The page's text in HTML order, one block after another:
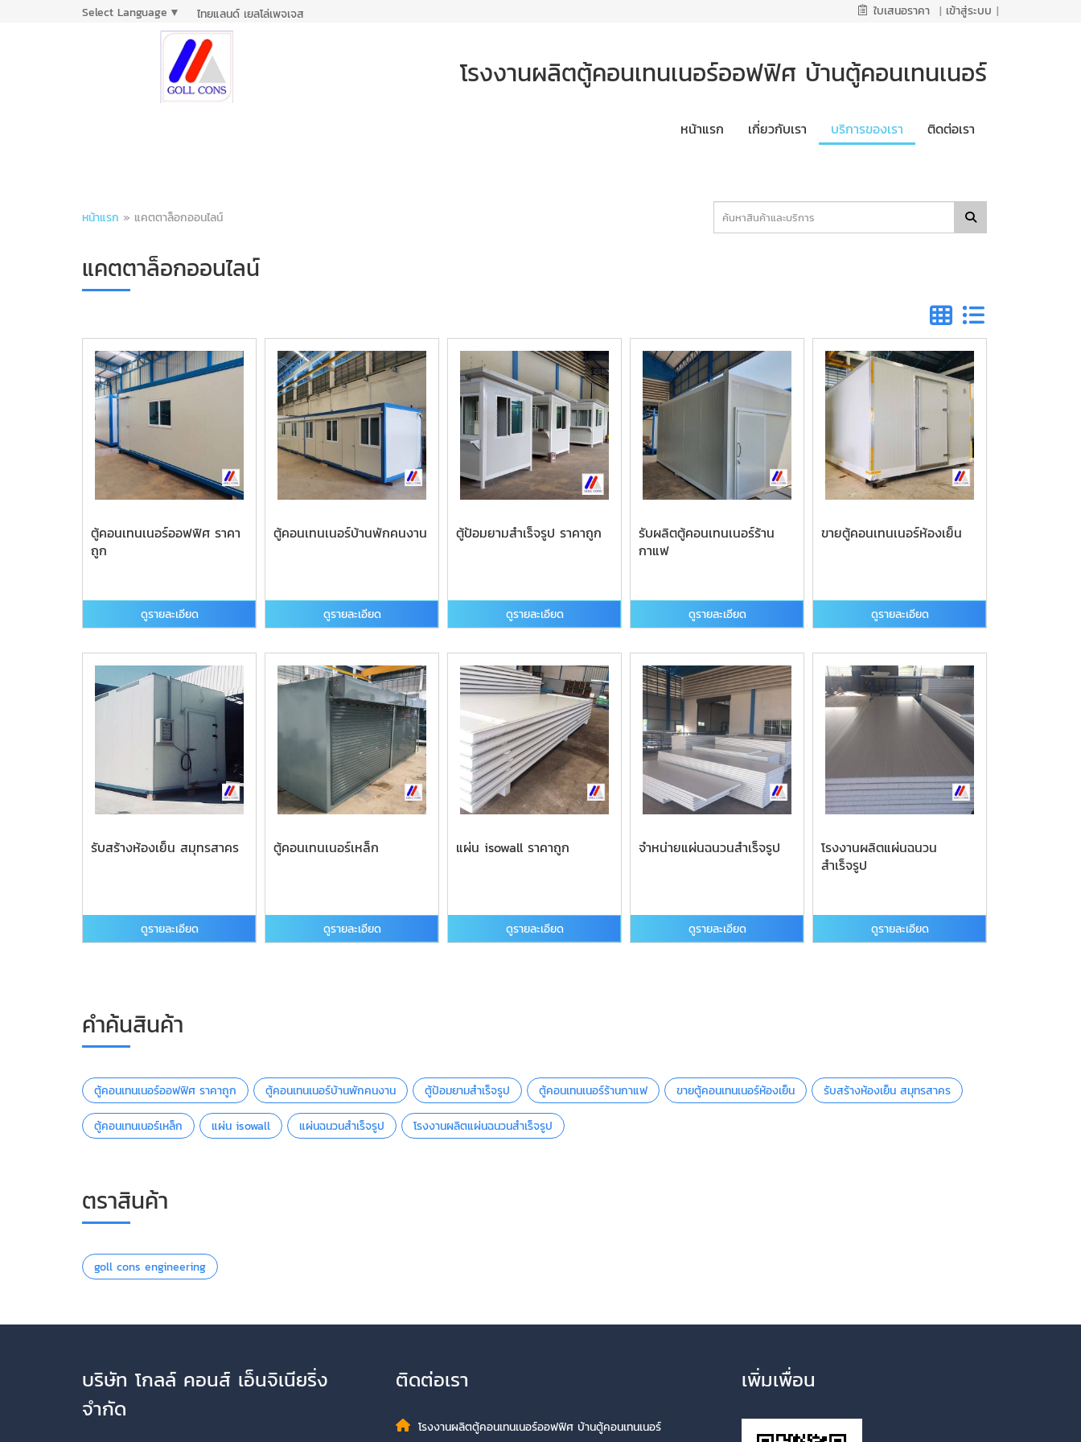
Select Language ▼ ไทยแลนด์ เยลโล่เพจเจส ใบเสนอราคา | เข้าสู่ระบบ |
โรงงานผลิตตู้คอนเทนเนอร์ออฟฟิศ บ้านตู้คอนเทนเนอร์
หน้าแรก เกี่ยวกับเรา บริการของเรา ติดต่อเรา
หน้าแรก » แคตตาล็อกออนไลน์
แคตตาล็อกออนไลน์
ตู้คอนเทนเนอร์ออฟฟิศ ราคา
ถูก
ดูรายละเอียด
ตู้คอนเทนเนอร์บ้านพักคนงาน
ดูรายละเอียด
ตู้ป้อมยามสำเร็จรูป ราคาถูก
ดูรายละเอียด
รับผลิตตู้คอนเทนเนอร์ร้าน
กาแฟ
ดูรายละเอียด
ขายตู้คอนเทนเนอร์ห้องเย็น
ดูรายละเอียด
รับสร้างห้องเย็น สมุทรสาคร
ดูรายละเอียด
ตู้คอนเทนเนอร์เหล็ก
ดูรายละเอียด
แผ่น isowall ราคาถูก
ดูรายละเอียด
จำหน่ายแผ่นฉนวนสำเร็จรูป
ดูรายละเอียด
โรงงานผลิตแผ่นฉนวน
สำเร็จรูป
ดูรายละเอียด
คำค้นสินค้า
ตู้คอนเทนเนอร์ออฟฟิศ ราคาถูก ตู้คอนเทนเนอร์บ้านพักคนงาน ตู้ป้อมยามสำเร็จรูป ตู้คอนเทนเนอร์ร้านกาแฟ ขายตู้คอนเทนเนอร์ห้องเย็น รับสร้างห้องเย็น สมุทรสาคร
ตู้คอนเทนเนอร์เหล็ก แผ่น isowall แผ่นฉนวนสำเร็จรูป โรงงานผลิตแผ่นฉนวนสำเร็จรูป
ตราสินค้า
goll cons engineering
บริษัท โกลล์ คอนส์ เอ็นจิเนียริ่ง
จำกัด
ติดต่อเรา
โรงงานผลิตตู้คอนเทนเนอร์ออฟฟิศ บ้านตู้คอนเทนเนอร์
เพิ่มเพื่อน